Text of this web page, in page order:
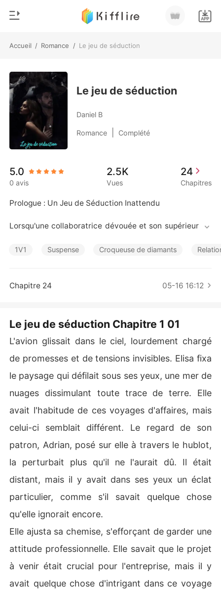
Accueil / Romance / Le jeu de séduction
Recharger
Historique
Déconnexion
Télécharger l'appli
Genre
Moderne
Loup-garou
Nouvelle
Milliardaire
Nouvelles
Le jeu de séduction
Daniel B
Romance Complété
5.0
0 avis
2.5K
Vues
24
Chapitres
Prologue : Un Jeu de Séduction Inattendu
Lorsqu'une collaboratrice dévouée et son supérieur s'e
ndre à une routine professionnelle sans surprises. Mais
tucieuse et pleine de ressources, les choses prennent u
e malgré elle plongée dans un jeu de séduction aux fron
tières floues, où chaque geste, chaque mot, chaque reg
arismatique et imprévisible, aussi envoûtant que dange
reux. Ce qui commence comme un simple voyage profes
et risquée, où les limites entre le travail et le désir s'est
ompent.
Elisa devra user de toute son intelligence et de sa ruse
pour naviguer dans ce jeu où les enjeux sont bien plus
élevés qu'il n'y paraît. Car jouer avec Adrian, c'est jouer
avec le feu... et le diable lui-même n'est jamais bien loi
n.
1V1 Suspense Croqueuse de diamants
Chapitre 24 05-16 16:12
Le jeu de séduction Chapitre 1 01
L'avion glissait dans le ciel, lourdement chargé
de promesses et de tensions invisibles. Elisa fixa
le paysage qui défilait sous ses yeux, une mer de
nuages dissimulant toute trace de terre. Elle
avait l'habitude de ces voyages d'affaires, mais
celui-ci semblait différent. Le regard de son
patron, Adrian, posé sur elle à travers le hublot,
la perturbait plus qu'il ne l'aurait dû. Il était
distant, mais il y avait dans ses yeux un éclat
particulier, comme s'il savait quelque chose
qu'elle ignorait encore.
Elle ajusta sa chemise, s'efforçant de garder une
attitude professionnelle. Elle savait que le projet
à venir était crucial pour l'entreprise, mais il y
avait quelque chose d'intrigant dans ce voyage